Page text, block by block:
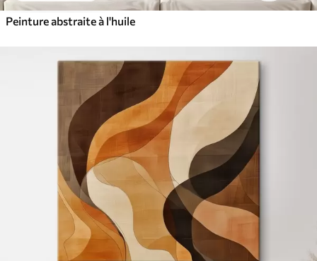
Peinture abstraite à l'huile